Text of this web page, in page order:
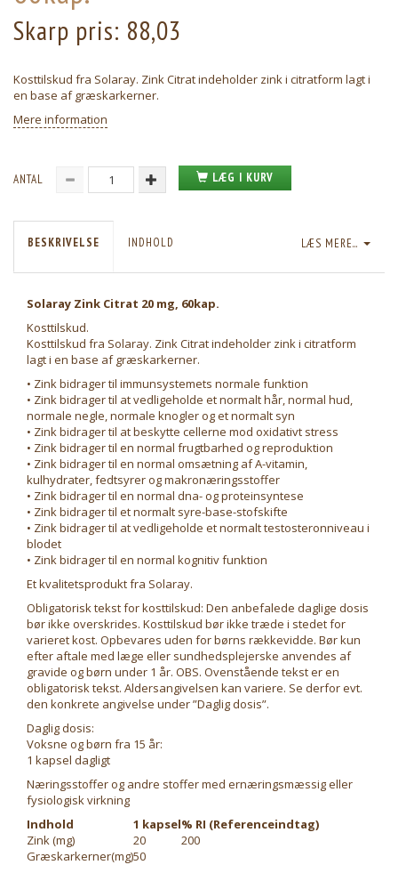
Skarp pris: 88,03
Kosttilskud fra Solaray. Zink Citrat indeholder zink i citratform lagt i
en base af græskarkerner.
Mere information
ANTAL LÆG I KURV
LÆS MERE...
BESKRIVELSE INDHOLD
Solaray Zink Citrat 20 mg, 60kap.
Kosttilskud.
Kosttilskud fra Solaray. Zink Citrat indeholder zink i citratform
lagt i en base af græskarkerner.
• Zink bidrager til immunsystemets normale funktion
• Zink bidrager til at vedligeholde et normalt hår, normal hud,
normale negle, normale knogler og et normalt syn
• Zink bidrager til at beskytte cellerne mod oxidativt stress
• Zink bidrager til en normal frugtbarhed og reproduktion
• Zink bidrager til en normal omsætning af A-vitamin,
kulhydrater, fedtsyrer og makronæringsstoffer
• Zink bidrager til en normal dna- og proteinsyntese
• Zink bidrager til et normalt syre-base-stofskifte
• Zink bidrager til at vedligeholde et normalt testosteronniveau i
blodet
• Zink bidrager til en normal kognitiv funktion
Et kvalitetsprodukt fra Solaray.
Obligatorisk tekst for kosttilskud: Den anbefalede daglige dosis
bør ikke overskrides. Kosttilskud bør ikke træde i stedet for
varieret kost. Opbevares uden for børns rækkevidde. Bør kun
efter aftale med læge eller sundhedsplejerske anvendes af
gravide og børn under 1 år. OBS. Ovenstående tekst er en
obligatorisk tekst. Aldersangivelsen kan variere. Se derfor evt.
den konkrete angivelse under ”Daglig dosis”.
Daglig dosis:
Voksne og børn fra 15 år:
1 kapsel dagligt
Næringsstoffer og andre stoffer med ernæringsmæssig eller
fysiologisk virkning
Indhold
1 kapsel% RI (Referenceindtag)
Zink (mg)
20
200
Græskarkerner(mg)50